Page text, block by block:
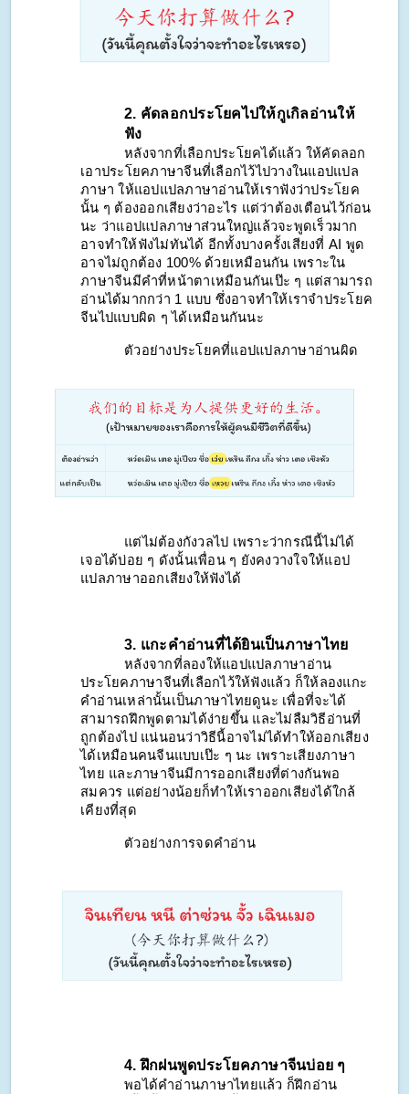
2. คัดลอกประโยคไปให้กูเกิลอ่านให้
ฟัง
หลังจากที่เลือกประโยคได้แล้ว ให้คัดลอก
เอาประโยคภาษาจีนที่เลือกไว้ไปวางในแอปแปล
ภาษา ให้แอปแปลภาษาอ่านให้เราฟังว่าประโยค
นั้น ๆ ต้องออกเสียงว่าอะไร แต่ว่าต้องเตือนไว้ก่อน
นะ ว่าแอปแปลภาษาส่วนใหญ่แล้วจะพูดเร็วมาก
อาจทำให้ฟังไม่ทันได้ อีกทั้งบางครั้งเสียงที่ AI พูด
อาจไม่ถูกต้อง 100% ด้วยเหมือนกัน เพราะใน
ภาษาจีนมีคำที่หน้าตาเหมือนกันเป๊ะ ๆ แต่สามารถ
อ่านได้มากกว่า 1 แบบ ซึ่งอาจทำให้เราจำประโยค
จีนไปแบบผิด ๆ ได้เหมือนกันนะ
ตัวอย่างประโยคที่แอปแปลภาษาอ่านผิด
แต่ไม่ต้องกังวลไป เพราะว่ากรณีนี้ไม่ได้
เจอได้บ่อย ๆ ดังนั้นเพื่อน ๆ ยังคงวางใจให้แอป
แปลภาษาออกเสียงให้ฟังได้
3. แกะคำอ่านที่ได้ยินเป็นภาษาไทย
หลังจากที่ลองให้แอปแปลภาษาอ่าน
ประโยคภาษาจีนที่เลือกไว้ให้ฟังแล้ว ก็ให้ลองแกะ
คำอ่านเหล่านั้นเป็นภาษาไทยดูนะ เพื่อที่จะได้
สามารถฝึกพูดตามได้ง่ายขึ้น และไม่ลืมวิธีอ่านที่
ถูกต้องไป แน่นอนว่าวิธีนี้อาจไม่ได้ทำให้ออกเสียง
ได้เหมือนคนจีนแบบเป๊ะ ๆ นะ เพราะเสียงภาษา
ไทย และภาษาจีนมีการออกเสียงที่ต่างกันพอ
สมควร แต่อย่างน้อยก็ทำให้เราออกเสียงได้ใกล้
เคียงที่สุด
ตัวอย่างการจดคำอ่าน
4. ฝึกฝนพูดประโยคภาษาจีนบ่อย ๆ
พอได้คำอ่านภาษาไทยแล้ว ก็ฝึกอ่าน